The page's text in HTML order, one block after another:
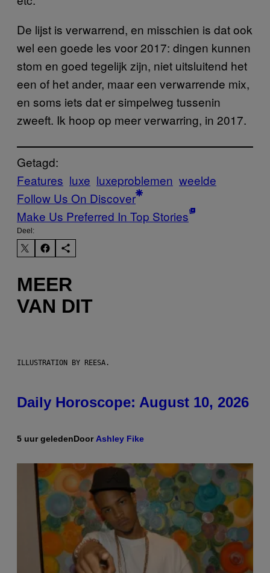
De lijst is verwarrend, en misschien is dat ook
wel een goede les voor 2017: dingen kunnen
stom en goed tegelijk zijn, niet uitsluitend het
een of het ander, maar een verwarrende mix,
en soms iets dat er simpelweg tussenin
zweeft. Ik hoop op meer verwarring, in 2017.
Getagd:
Features luxe luxeproblemen weelde
Follow Us On Discover
Make Us Preferred In Top Stories
Deel:
MEER
VAN DIT
ILLUSTRATION BY REESA.
Daily Horoscope: August 10, 2026
5 uur geledenDoor Ashley Fike